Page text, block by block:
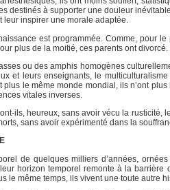
destinés à supporter une douleur
leur inspirer une morale adaptée.
est programmée. Comme, pour
plus de la moitié, ces parents ont divorcé.
ou des amphis homogènes
et leurs enseignants, le
le même monde mondial, ils n’ont
vitales inverses.
ils, heureux, sans avoir vécu la rusticité,
sans avoir expérimenté dans la
de quelques milliers d’années,
horizon temporel remonte à la barrière
le même temps, ils vivent une toute autre